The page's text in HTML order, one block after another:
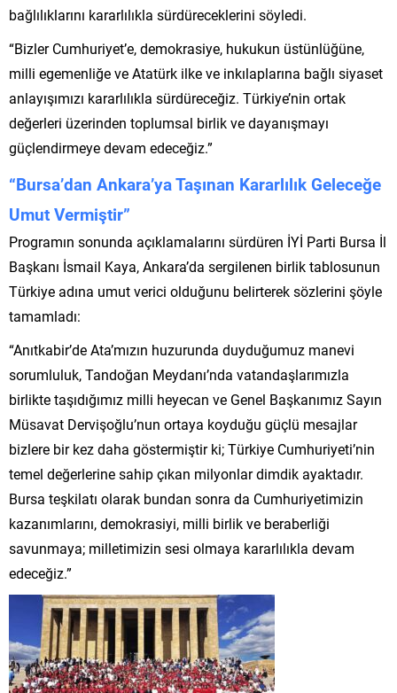
bağlılıklarını kararlılıkla sürdüreceklerini söyledi.
“Bizler Cumhuriyet’e, demokrasiye, hukukun üstünlüğüne,
milli egemenliğe ve Atatürk ilke ve inkılaplarına bağlı siyaset
anlayışımızı kararlılıkla sürdüreceğiz. Türkiye’nin ortak
değerleri üzerinden toplumsal birlik ve dayanışmayı
güçlendirmeye devam edeceğiz.”
“Bursa’dan Ankara’ya Taşınan Kararlılık Geleceğe
Umut Vermiştir”
Programın sonunda açıklamalarını sürdüren İYİ Parti Bursa İl
Başkanı İsmail Kaya, Ankara’da sergilenen birlik tablosunun
Türkiye adına umut verici olduğunu belirterek sözlerini şöyle
tamamladı:
“Anıtkabir’de Ata’mızın huzurunda duyduğumuz manevi
sorumluluk, Tandoğan Meydanı’nda vatandaşlarımızla
birlikte taşıdığımız milli heyecan ve Genel Başkanımız Sayın
Müsavat Dervişoğlu’nun ortaya koyduğu güçlü mesajlar
bizlere bir kez daha göstermiştir ki; Türkiye Cumhuriyeti’nin
temel değerlerine sahip çıkan milyonlar dimdik ayaktadır.
Bursa teşkilatı olarak bundan sonra da Cumhuriyetimizin
kazanımlarını, demokrasiyi, milli birlik ve beraberliği
savunmaya; milletimizin sesi olmaya kararlılıkla devam
edeceğiz.”